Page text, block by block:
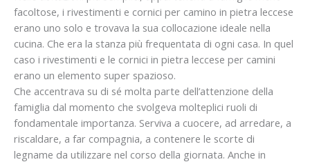
facoltose, i rivestimenti e cornici per camino in pietra leccese
erano uno solo e trovava la sua collocazione ideale nella
cucina. Che era la stanza più frequentata di ogni casa. In quel
caso i rivestimenti e le cornici in pietra leccese per camini
erano un elemento super spazioso.
Che accentrava su di sé molta parte dell’attenzione della
famiglia dal momento che svolgeva molteplici ruoli di
fondamentale importanza. Serviva a cuocere, ad arredare, a
riscaldare, a far compagnia, a contenere le scorte di
legname da utilizzare nel corso della giornata. Anche in